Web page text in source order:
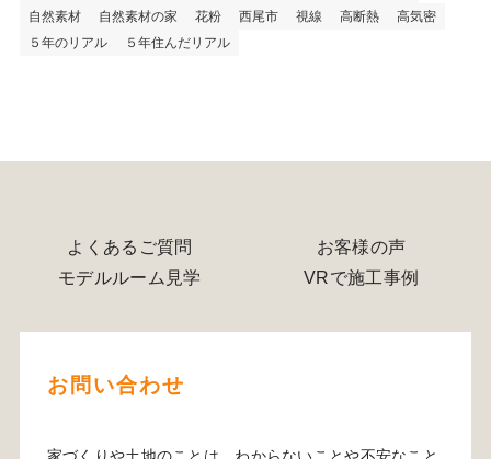
自然素材
自然素材の家 花粉 西尾市 視線 高断熱
高気密
５年のリアル
５年住んだリアル
よくあるご質問
お客様の声
モデルルーム見学
VRで施工事例
お問い合わせ
家づくりや土地のことは、わからないことや不安なこと